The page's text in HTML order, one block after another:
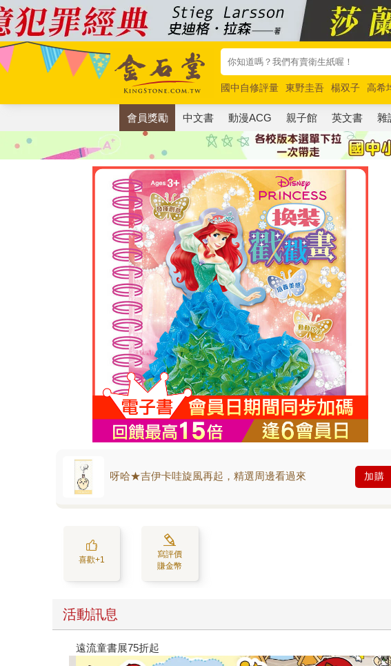
國中自修評量 東野圭吾 楊双子 高希
唯紅花綻放
奧德賽 路邊攤新作 馬斯
會員獎勵 中文書 動漫ACG 親子館 英文書 雜
呀哈★吉伊卡哇旋風再起，精選周邊看過來 加購
喜歡+1
寫評價
賺金幣
活動訊息
遠流童書展75折起